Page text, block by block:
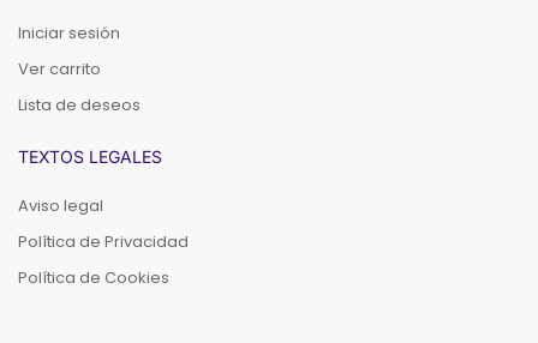
Iniciar sesión
Ver carrito
Lista de deseos
TEXTOS LEGALES
Aviso legal
Política de Privacidad
Política de Cookies